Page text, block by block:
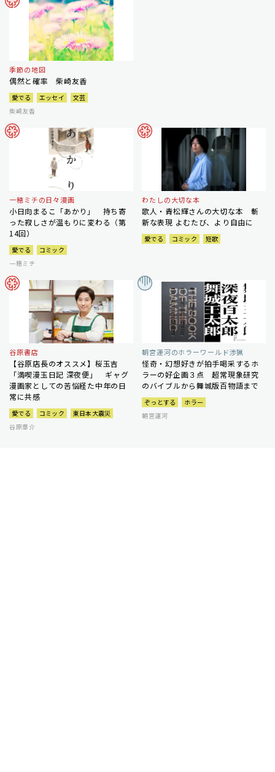
季節の地図
偶然と確率 柴崎友香
愛でる エッセイ
文芸
柴崎友香
一穂ミチの日々漫画
小日向まるこ「あかり」 持ち寄
った寂しさが温もりに変わる（第
14回）
愛でる
コミック
一穂ミチ
わたしの大切な本
歌人・青松輝さんの大切な本 斬
新な表現 よむたび、より自由に
愛でる コミック 短歌
谷原書店
【谷原店長のオススメ】桜玉吉
「満喫漫玉日記 深夜便」 ギャグ
漫画家としての苦悩経た中年の日
常に共感
愛でる コミック
東日本大震災
谷原章介
朝宮運河のホラーワールド渉猟
怪奇・幻想好きが拍手喝采するホ
ラーの好企画３点 超常現象研究
のバイブルから舞城版百物語まで
ぞっとする
ホラー
朝宮運河